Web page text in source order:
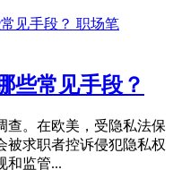
职场笔
些常见手段？
查。在欧美，受隐私法保
被求职者控诉侵犯隐私权
和监管...